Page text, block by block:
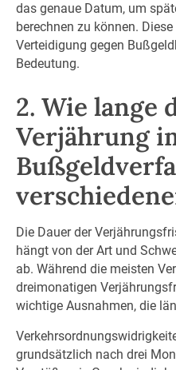
das genaue Datum, um
berechnen zu können.
Verteidigung gegen
Bedeutung.
2. Wie lange
Verjährung
Die Dauer der
hängt von der Art und
ab. Während die meisten
dreimonatigen
wichtige Ausnahmen, die
grundsätzlich nach drei